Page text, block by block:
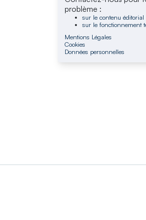
problème :
sur le contenu éditorial
sur le fonctionnement
Mentions Légales
Cookies
Données personnelles